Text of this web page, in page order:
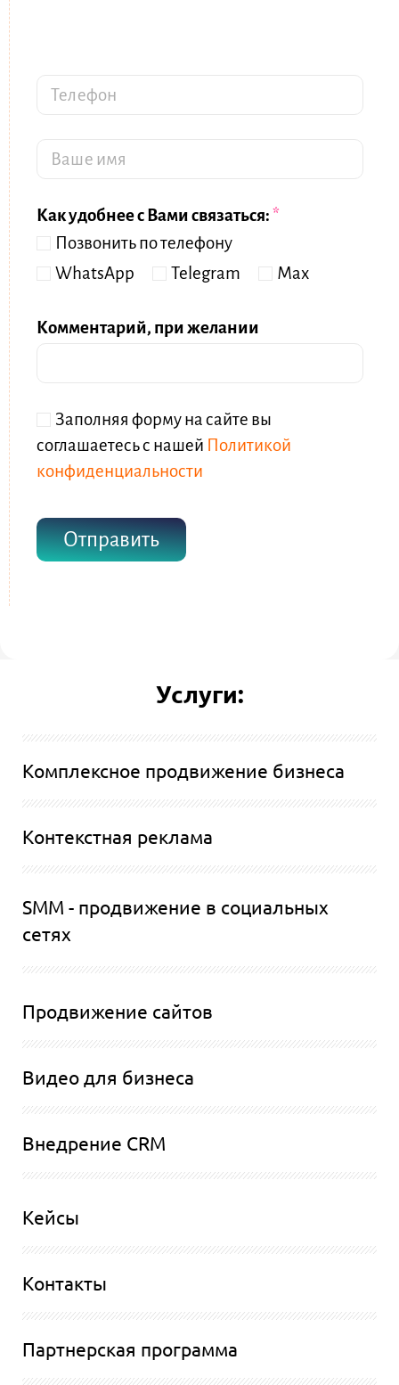
м
е
*
Как удобнее с Вами связаться:*
Позвонить по телефону
WhatsApp
Telegram Мах
Комментарий, при желании
е
к
о
к
с
Заполняя форму на сайте вы
соглашаетесь с нашей Политикой
конфиденциальности
Отправить
Услуги:
Комплексное продвижение бизнеса
Контекстная реклама
SMM - продвижение в социальных
сетях
Продвижение сайтов
Видео для бизнеса
Внедрение CRM
Кейсы
Контакты
Партнерская программа